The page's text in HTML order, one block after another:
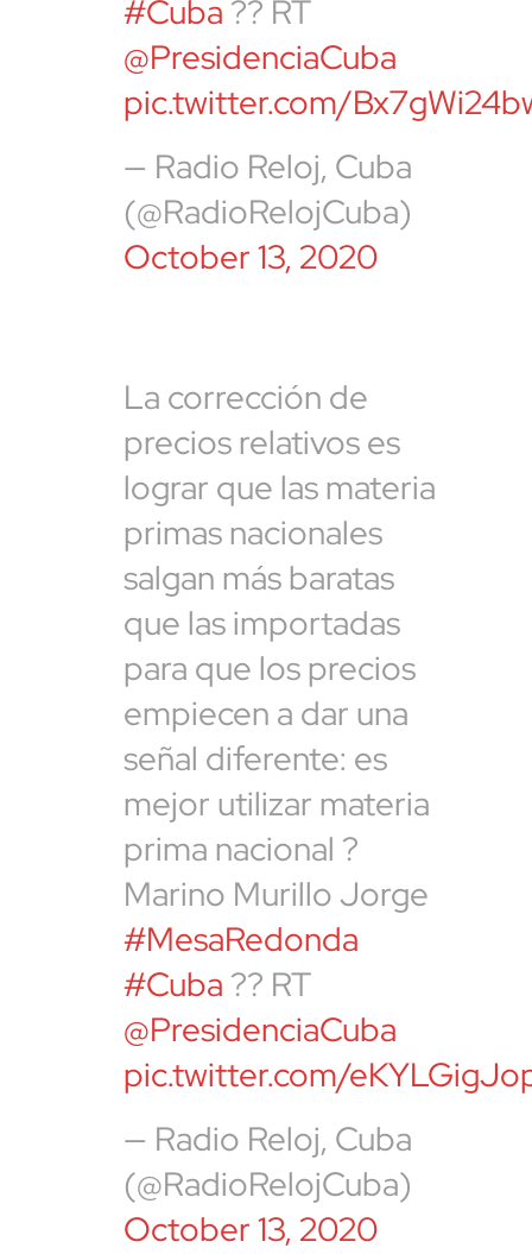
#Cuba ?? RT
@PresidenciaCuba
pic.twitter.com/
— Radio Reloj, Cuba
(@RadioRelojCuba)
October 13, 2020
La corrección de
precios relativos es
lograr que las materia
primas nacionales
salgan más baratas
que las importadas
para que los precios
empiecen a dar una
señal diferente: es
mejor utilizar materia
prima nacional ?
Marino Murillo Jorge
#MesaRedonda
#Cuba ?? RT
@PresidenciaCuba
pic.twitter.com/
— Radio Reloj, Cuba
(@RadioRelojCuba)
October 13, 2020